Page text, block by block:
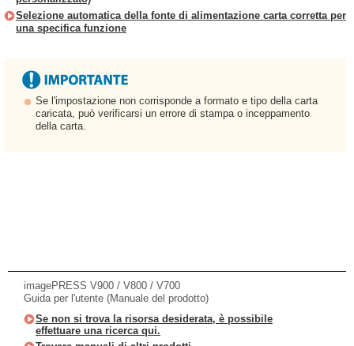
Selezione automatica della fonte di alimentazione carta corretta per
una specifica funzione
Se l'impostazione non corrisponde a formato e tipo della carta
caricata, può verificarsi un errore di stampa o inceppamento
della carta.
imagePRESS V900 / V800 / V700
Guida per l'utente (Manuale del prodotto)
Se non si trova la risorsa desiderata, è possibile
effettuare una ricerca qui.